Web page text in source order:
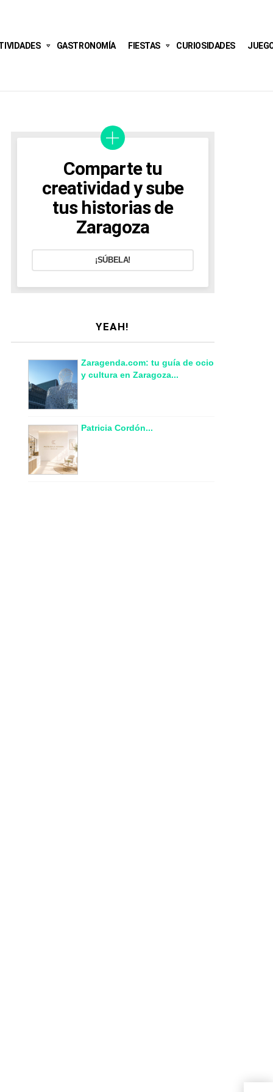
GASTRONOMÍA FIESTAS CURIOSIDADES
Comparte tu
creatividad y sube
tus historias de
Zaragoza
¡SÚBELA!
YEAH!
Zaragenda.com: tu guía de ocio
y cultura en Zaragoza...
Patricia Cordón...